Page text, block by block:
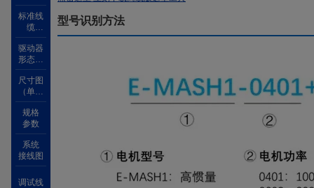
型号识别方法
标准线
缆
（100
万次耐
折弯）
柔性电
缆
（500
折弯）
电池盒
驱动器
形态区
别
尺寸图
（单位
mm）
规格
参数
系统
接线图
调试线